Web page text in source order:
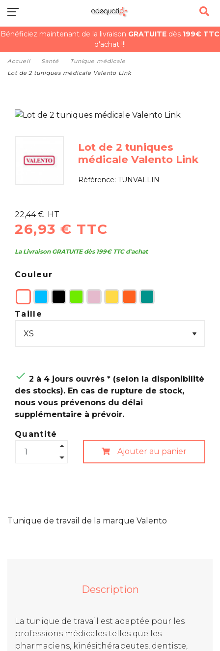
Bénéficiez maintenant de la livraison GRATUITE dès 199€ TTC
d'achat !!!
Accueil Santé
Tunique médicale
Lot de 2 tuniques médicale Valento Link
Lot de 2 tuniques
médicale Valento Link
Référence:TUNVALLIN
22,44 € HT
26,93 € TTC
La Livraison GRATUITE dès 199€ TTC d'achat
Couleur
Taille
 2 à 4 jours ouvrés * (selon la disponibilité
des stocks). En cas de rupture de stock,
nous vous prévenons du délai
supplémentaire à prévoir.
Quantité
Ajouter au panier
Tunique de travail de la marque Valento
Description
La tunique de travail est adaptée pour les
professions médicales telles que les
pharmaciens, kinésithérapeutes, dentiste,